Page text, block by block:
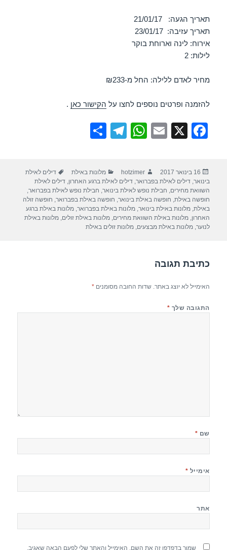
תאריך הגעה: 21/01/17
תאריך עזיבה: 23/01/17
אירוח: לינה וארוחת בוקר
לילות: 2
מחיר לאדם ללילה: החל מ-₪233
להזמנה ופרטים נוספים לחצו על הקישור כאן .
F
e
b
o
o
X
E
W
s
A
p
p
T
gr
a
m
e
פורסם
בתאריך
16 בינואר 2017 מחבר
hotzimer קטגוריות
מלונות באילת תגיות
דילים לאילת
בינואר,דילים לאילת בפברואר,דילים לאילת ברגע האחרון,דילים לאילת
השוואת מחירים, חבילת נופש לאילת בינואר, חבילת נופש לאילת בפברואר,
חופשה באילת, חופשה באילת בינואר, חופשה באילת בפברואר, חופשה זולה
באילת,מלונות באילת בינואר,מלונות באילת בפברואר,מלונות באילת ברגע
האחרון,מלונות באילת השוואת מחירים,מלונות באילת זולים,מלונות באילת
לנוער,מלונות באילת מבצעים,מלונות זולים באילת
כתיבת תגובה
האימייל לא יוצג באתר. שדות החובה מסומנים*
התגובה שלך *
שם *
אימייל *
אתר
שמור בדפדפן זה את השם, האימייל והאתר שלי לפעם הבאה שאגיב.